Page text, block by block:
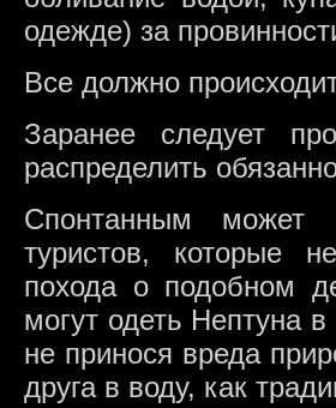
одежде) за
Все должно
Заранее следует
распределить
Спонтанным может
туристов, которые
похода о подобном
могут одеть Нептуна
не принося вреда
друга в воду, как